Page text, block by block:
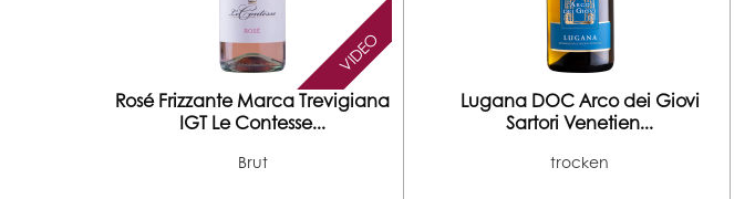
VIDEO
Rosé Frizzante Marca Trevigiana
IGT Le Contesse...
Brut
Lugana DOC Arco dei Giovi
Sartori Venetien...
trocken